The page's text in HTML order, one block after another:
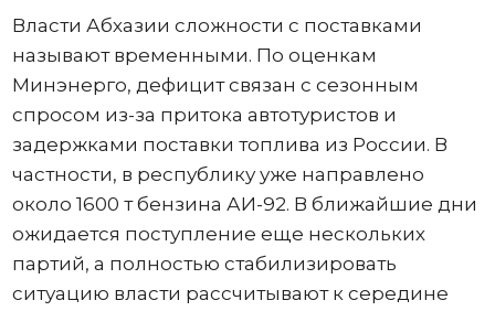
Власти Абхазии сложности с поставками
называют временными. По оценкам
Минэнерго, дефицит связан с сезонным
спросом из-за притока автотуристов и
задержками поставки топлива из России. В
частности, в республику уже направлено
около 1600 т бензина АИ-92. В ближайшие дни
ожидается поступление еще нескольких
партий, а полностью стабилизировать
ситуацию власти рассчитывают к середине